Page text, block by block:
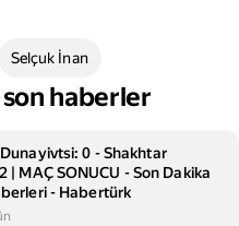
Selçuk İnan
haberler
0 - Shakhtar
| MAÇ SONUCU - Son Dakika
- Habertürk